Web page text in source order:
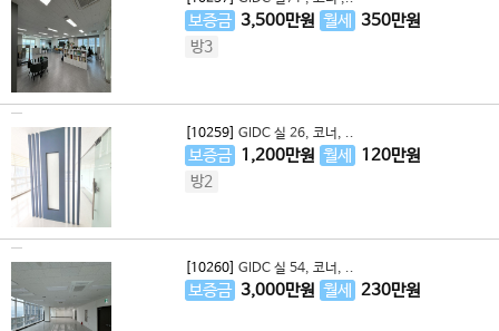
보증금 3,500만원 월세 350만원
방3
[10259] GIDC 실 26, 코너, ..
보증금 1,200만원 월세 120만원
방2
[10260] GIDC 실 54, 코너, ..
보증금 3,000만원 월세 230만원